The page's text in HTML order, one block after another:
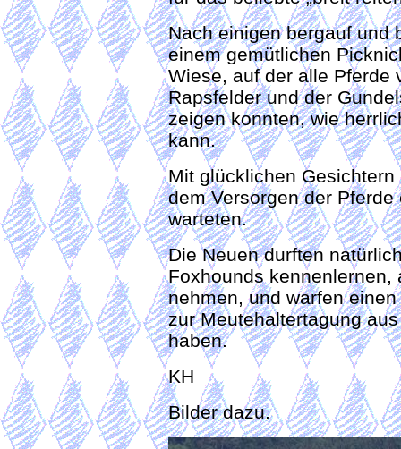
Nach einigen bergauf und
einem gemütlichen
Wiese, auf der alle Pferde
Rapsfelder und der
zeigen konnten, wie
kann.
Mit glücklichen
dem Versorgen der
warteten.
Die Neuen durften
Foxhounds
nehmen, und warfen
zur Meutehaltertagung
haben.
KH
Bilder dazu.